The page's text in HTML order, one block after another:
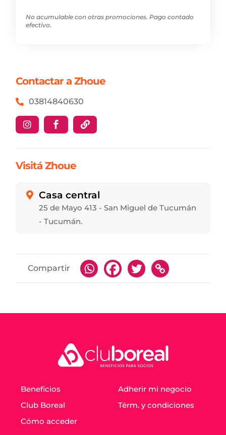
No acumulable con otras promociones. Pago contado
efectivo.
Contactar a Zhoue
03814840630
  
Visitá Zhoue
 Casa central
25 de Mayo 413 - San Miguel de Tucumán
- Tucumán.
Compartir
Beneficios
Club Boreal
Cómo acceder
Adherir mi negocio
Térm. y condiciones